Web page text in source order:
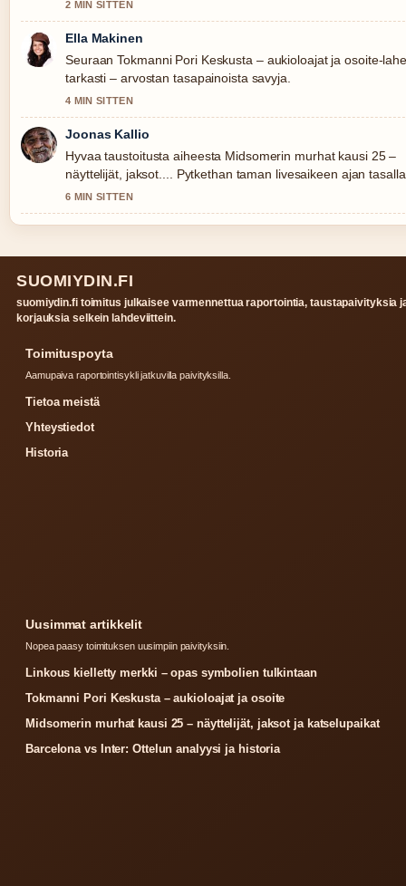
2 MIN SITTEN
Ella Makinen
Seuraan Tokmanni Pori Keskusta – aukioloajat ja osoite-
tarkasti – arvostan tasapainoista savyja.
4 MIN SITTEN
Joonas Kallio
Hyvaa taustoitusta aiheesta Midsomerin murhat kausi 25 –
näyttelijät, jaksot.... Pytkethan taman livesaikeen ajan
6 MIN SITTEN
SUOMIYDIN.FI
suomiydin.fi toimitus julkaisee varmennettua raportointia, taustapaivityksia
korjauksia selkein lahdeviittein.
Toimituspoyta
Aamupaiva raportointisykli jatkuvilla paivityksilla.
Tietoa meistä
Yhteystiedot
Historia
Uusimmat artikkelit
Nopea paasy toimituksen uusimpiin paivityksiin.
Linkous kielletty merkki – opas symbolien tulkintaan
Tokmanni Pori Keskusta – aukioloajat ja osoite
Midsomerin murhat kausi 25 – näyttelijät, jaksot ja katselupaikat
Barcelona vs Inter: Ottelun analyysi ja historia